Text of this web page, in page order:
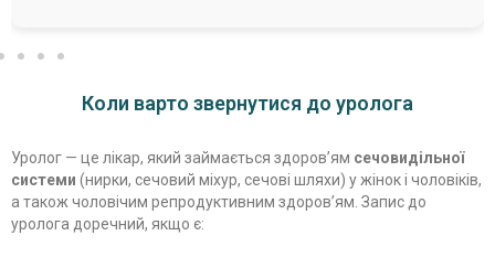
Коли варто звернутися до уролога
Уролог — це лікар, який займається здоров’ям сечовидільної
системи (нирки, сечовий міхур, сечові шляхи) у жінок і чоловіків,
а також чоловічим репродуктивним здоров’ям. Запис до
уролога доречний, якщо є: